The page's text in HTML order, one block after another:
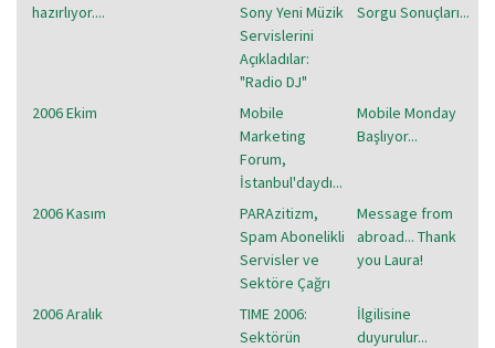
hazırlıyor....
Sony Yeni Müzik
Servislerini
Açıkladılar:
"Radio DJ"
Sorgu Sonuçları...
2006 Ekim
Mobile
Marketing
Forum,
İstanbul'daydı...
Mobile Monday
Başlıyor...
2006 Kasım
PARAzitizm,
Spam Abonelikli
Servisler ve
Sektöre Çağrı
Message from
abroad... Thank
you Laura!
2006 Aralık
TIME 2006:
Sektörün
İlgilisine
duyurulur...